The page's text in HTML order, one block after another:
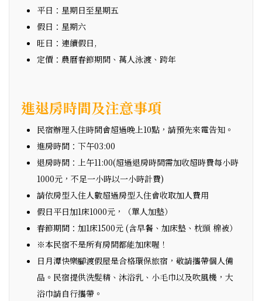
平日：星期日至星期五
假日：星期六
旺日：連續假日,
定價：農曆春節期間、萬人泳渡、跨年
進退房時間及注意事項
民宿辦理入住時間會超過晚上10點，請預先來電告知。
進房時間：下午03:00
退房時間：上午11:00(超過退房時間需加收超時費每小時
1000元，不足一小時以一小時計費)
請依房型入住人數超過房型入住會收取加人費用
假日平日加1床1000元，（單人加墊）
春節期間：加1床1500元 (含早餐、加床墊、枕頭 棉被）
※本民宿不是所有房間都能加床喔！
日月潭快樂腳渡假屋是合格環保旅宿，敬請攜帶個人備
品。民宿提供洗髮精、沐浴乳、小毛巾以及吹風機，大
浴巾請自行攜帶。